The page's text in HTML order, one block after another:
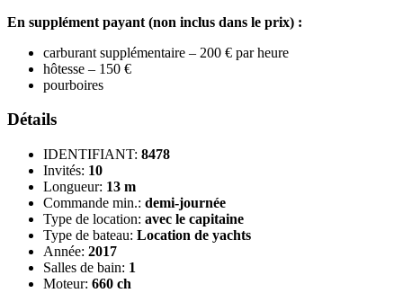
En supplément payant (non inclus dans le prix) :
carburant supplémentaire – 200 € par heure
hôtesse – 150 €
pourboires
Détails
IDENTIFIANT: 8478
Invités: 10
Longueur: 13 m
Commande min.: demi-journée
Type de location: avec le capitaine
Type de bateau: Location de yachts
Année: 2017
Salles de bain: 1
Moteur: 660 ch